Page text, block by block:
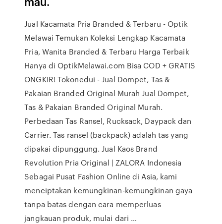
Jual Kacamata Pria Branded & Terbaru - Optik
Melawai Temukan Koleksi Lengkap Kacamata
Pria, Wanita Branded & Terbaru Harga Terbaik
Hanya di OptikMelawai.com Bisa COD + GRATIS
ONGKIR! Tokonedui - Jual Dompet, Tas &
Pakaian Branded Original Murah Jual Dompet,
Tas & Pakaian Branded Original Murah.
Perbedaan Tas Ransel, Rucksack, Daypack dan
Carrier. Tas ransel (backpack) adalah tas yang
dipakai dipunggung. Jual Kaos Brand
Revolution Pria Original | ZALORA Indonesia
Sebagai Pusat Fashion Online di Asia, kami
menciptakan kemungkinan-kemungkinan gaya
tanpa batas dengan cara memperluas
jangkauan produk, mulai dari …